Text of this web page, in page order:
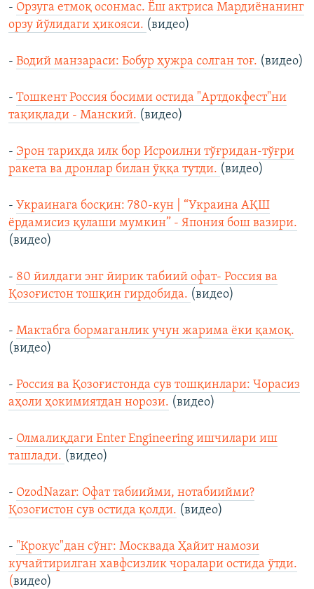
- Орзуга етмоқ осонмас. Ёш актриса Мардиёнанинг
орзу йўлидаги ҳикояси. (видео)
- Водий манзараси: Бобур ҳужра солган тоғ. (видео)
- Тошкент Россия босими остида "Артдокфест"ни
тақиқлади - Манский. (видео)
- Эрон тарихда илк бор Исроилни тўғридан-тўғри
ракета ва дронлар билан ўққа тутди. (видео)
- Украинага босқин: 780-кун | “Украина АҚШ
ёрдамисиз қулаши мумкин” - Япония бош вазири.
(видео)
- 80 йилдаги энг йирик табиий офат- Россия ва
Қозоғистон тошқин гирдобида. (видео)
- Мактабга бормаганлик учун жарима ёки қамоқ.
(видео)
- Россия ва Қозоғистонда сув тошқинлари: Чорасиз
аҳоли ҳокимиятдан норози. (видео)
- Олмалиқдаги Enter Engineering ишчилари иш
ташлади. (видео)
- OzodNazar: Офат табиийми, нотабиийми?
Қозоғистон сув остида қолди. (видео)
- "Крокус"дан сўнг: Москвада Ҳайит намози
кучайтирилган хавфсизлик чоралари остида ўтди.
(видео)